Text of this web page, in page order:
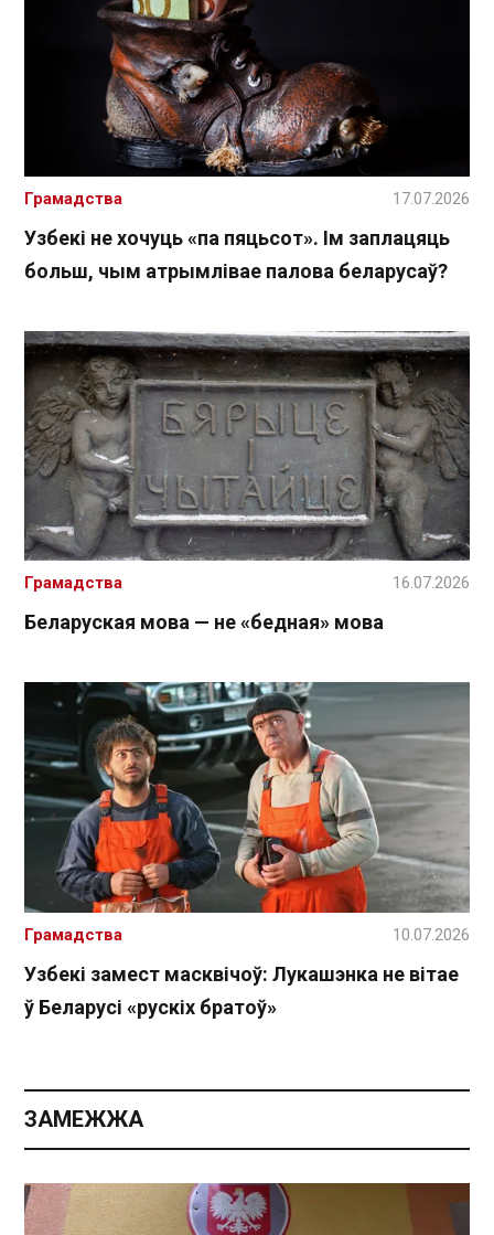
Узбекі не хочуць «па пяцьсот». Ім заплацяць
больш, чым атрымлівае палова беларусаў?
Грамадства 17.07.2026
Беларуская мова — не «бедная» мова
Грамадства 16.07.2026
Узбекі замест масквічоў: Лукашэнка не вітае
ў Беларусі «рускіх братоў»
Грамадства 10.07.2026
ЗАМЕЖЖА